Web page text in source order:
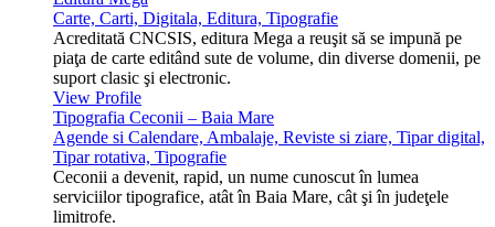
Carte, Carti, Digitala, Editura, Tipografie
Acreditată CNCSIS, editura Mega a reuşit să se impună pe
piaţa de carte editând sute de volume, din diverse domenii, pe
suport clasic şi electronic.
View Profile
Tipografia Ceconii – Baia Mare
Agende si Calendare, Ambalaje, Reviste si ziare, Tipar digital,
Tipar rotativa, Tipografie
Ceconii a devenit, rapid, un nume cunoscut în lumea
serviciilor tipografice, atât în Baia Mare, cât şi în judeţele
limitrofe.